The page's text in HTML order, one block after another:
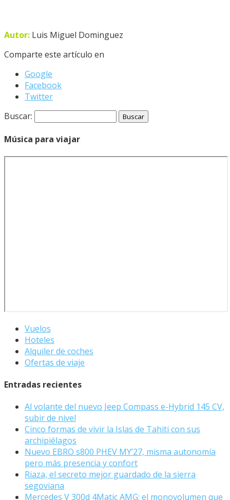
Autor: Luis Miguel Dominguez
Comparte este artículo en
Google
Facebook
Twitter
Buscar:
Música para viajar
Vuelos
Hoteles
Alquiler de coches
Ofertas de viaje
Entradas recientes
Al volante del nuevo Jeep Compass e-Hybrid 145 CV,
subir de nivel
Cinco formas de vivir la Islas de Tahiti con sus
archipiélagos
Nuevo EBRO s800 PHEV MY’27, misma autonomía
pero más presencia y confort
Riaza, el secreto mejor guardado de la sierra
segoviana
Mercedes V 300d 4Matic AMG: el monovolumen que